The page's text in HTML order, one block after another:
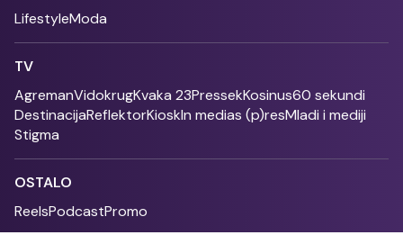
LifestyleModa
TV
AgremanVidokrugKvaka 23PressekKosinus60 sekundi
DestinacijaReflektorKioskIn medias (p)resMladi i mediji
Stigma
OSTALO
ReelsPodcastPromo